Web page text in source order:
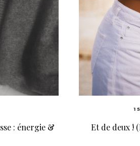
: énergie &
Et de deux !